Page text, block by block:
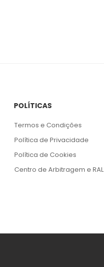
POLÍTICAS
Termos e Condições
Política de Privacidade
Política de Cookies
Centro de Arbitragem e RAL